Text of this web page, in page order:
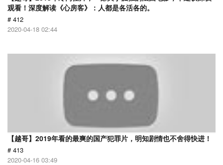
观看！深度解读《心房客》：人都是各活各的。
# 412
2020-04-18 02:44
【越哥】2019年看的最爽的国产犯罪片，明知剧情也不舍得快进！
# 413
2020-04-16 03:49